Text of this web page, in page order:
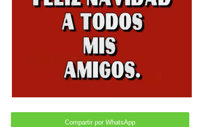
Compartir por WhatsApp